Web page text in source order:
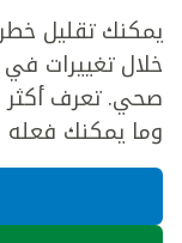
يمكنك تقليل
خلال تغييرات
صحي. تعرف أكثر
وما يمكنك فعله